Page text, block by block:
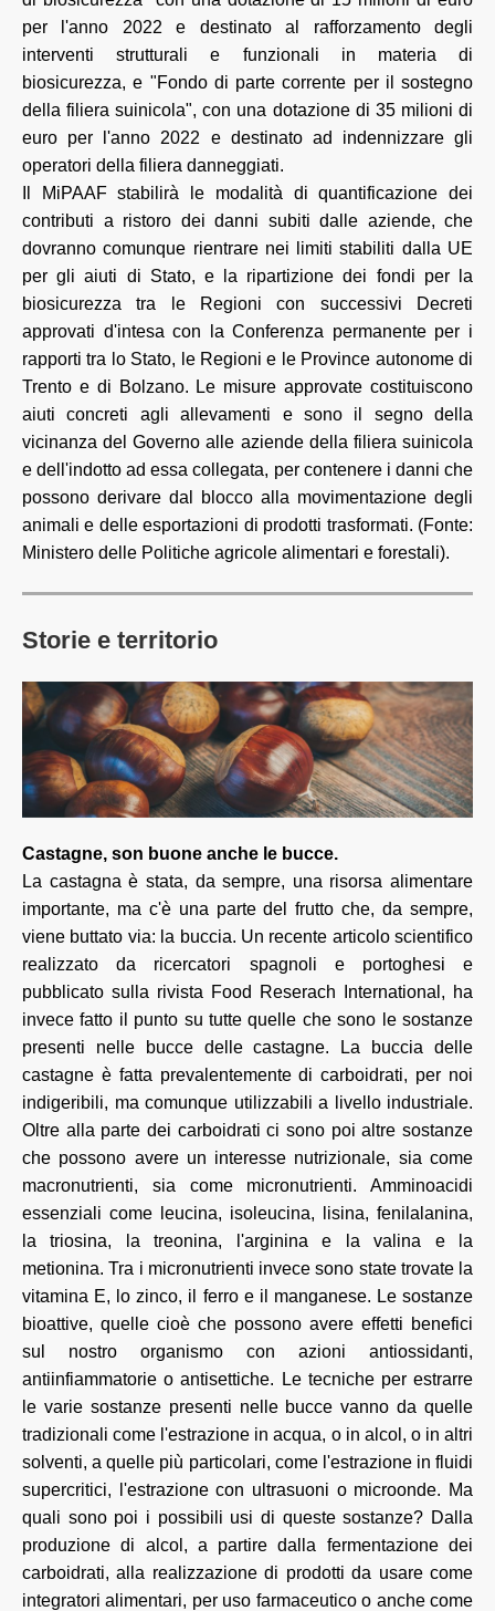
per l'anno 2022 e destinato al rafforzamento degli
interventi strutturali e funzionali in materia di
biosicurezza, e "Fondo di parte corrente per il sostegno
della filiera suinicola", con una dotazione di 35 milioni di
euro per l'anno 2022 e destinato ad indennizzare gli
operatori della filiera danneggiati.
Il MiPAAF stabilirà le modalità di quantificazione dei
contributi a ristoro dei danni subiti dalle aziende, che
dovranno comunque rientrare nei limiti stabiliti dalla UE
per gli aiuti di Stato, e la ripartizione dei fondi per la
biosicurezza tra le Regioni con successivi Decreti
approvati d'intesa con la Conferenza permanente per i
rapporti tra lo Stato, le Regioni e le Province autonome di
Trento e di Bolzano. Le misure approvate costituiscono
aiuti concreti agli allevamenti e sono il segno della
vicinanza del Governo alle aziende della filiera suinicola
e dell'indotto ad essa collegata, per contenere i danni che
possono derivare dal blocco alla movimentazione degli
animali e delle esportazioni di prodotti trasformati. (Fonte:
Ministero delle Politiche agricole alimentari e forestali).
Storie e territorio
Castagne, son buone anche le bucce.
La castagna è stata, da sempre, una risorsa alimentare
importante, ma c'è una parte del frutto che, da sempre,
viene buttato via: la buccia. Un recente articolo scientifico
realizzato da ricercatori spagnoli e portoghesi e
pubblicato sulla rivista Food Reserach International, ha
invece fatto il punto su tutte quelle che sono le sostanze
presenti nelle bucce delle castagne. La buccia delle
castagne è fatta prevalentemente di carboidrati, per noi
indigeribili, ma comunque utilizzabili a livello industriale.
Oltre alla parte dei carboidrati ci sono poi altre sostanze
che possono avere un interesse nutrizionale, sia come
macronutrienti, sia come micronutrienti. Amminoacidi
essenziali come leucina, isoleucina, lisina, fenilalanina,
la triosina, la treonina, l'arginina e la valina e la
metionina. Tra i micronutrienti invece sono state trovate la
vitamina E, lo zinco, il ferro e il manganese. Le sostanze
bioattive, quelle cioè che possono avere effetti benefici
sul nostro organismo con azioni antiossidanti,
antiinfiammatorie o antisettiche. Le tecniche per estrarre
le varie sostanze presenti nelle bucce vanno da quelle
tradizionali come l'estrazione in acqua, o in alcol, o in altri
solventi, a quelle più particolari, come l'estrazione in fluidi
supercritici, l'estrazione con ultrasuoni o microonde. Ma
quali sono poi i possibili usi di queste sostanze? Dalla
produzione di alcol, a partire dalla fermentazione dei
carboidrati, alla realizzazione di prodotti da usare come
integratori alimentari, per uso farmaceutico o anche come